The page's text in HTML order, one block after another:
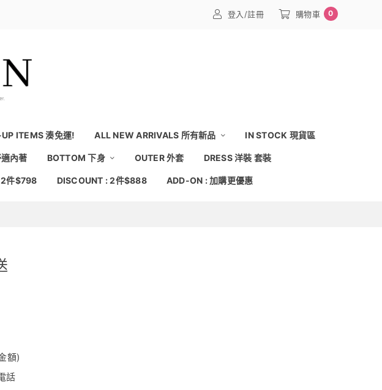
登入/註冊 購物車 0
ITEMS 湊免運! ALL NEW ARRIVALS 所有新品 IN STOCK 現貨區
內著 BOTTOM 下身 OUTER 外套 DRESS 洋裝 套裝
2件$798 DISCOUNT : 2件$888 ADD-ON : 加購更優惠
額)
話